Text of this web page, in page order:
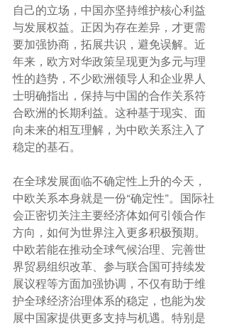
自己的立场，中国亦坚持维护核心利益
与发展权益。正因为存在差异，才更需
要加强协商，拓展共识，避免误解。近
年来，欧方对华政策呈现更为多元与理
性的趋势，不少欧洲领导人和企业界人
士明确指出，保持与中国的合作关系符
合欧洲的长期利益。这种基于现实、面
向未来的相互理解，为中欧关系注入了
稳定的基石。
在全球发展面临不确定性上升的今天，
中欧关系本身就是一份“确定性”。国际社
会正密切关注主要经济体如何引领合作
方向，如何为世界注入更多积极预期。
中欧若能在推动全球气候治理、完善世
界贸易组织改革、参与联合国可持续发
展议程等方面加强协调，不仅有助于维
护全球经济治理体系的稳定，也能为发
展中国家提供更多支持与机遇。特别是